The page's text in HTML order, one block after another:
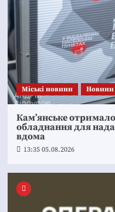
Mіські новини Новини
Кам’янське
обладнання для
вдома
13:35 05.08.2026